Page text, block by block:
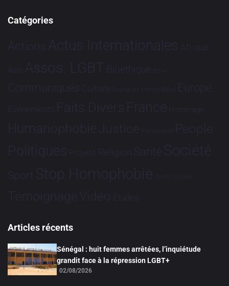
Catégories
Actions Actus Internationales Afrique
Asie Assos. LGBT Bioéthique Brève
Communiqués Culture Dialogues France-Brésil Europe
Evénements Faits Divers France Hommage
HumanophobieJustice Partenariat People
Politiques Projets Religion Santé Société
Sport Stop Homophobie Tech Tribune
TémoignageVidéo Études
Articles récents
Sénégal : huit femmes arrêtées, l’inquiétude
grandit face à la répression LGBT+
02/08/2026